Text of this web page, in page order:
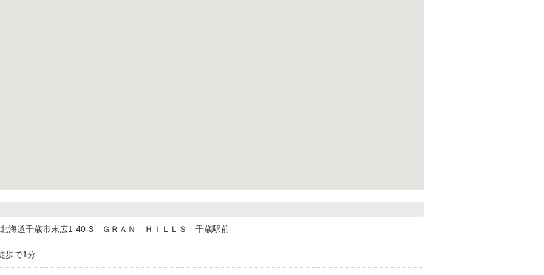
海道千歳市末広1-40-3 ＧＲＡＮ ＨＩＬＬＳ 千歳駅前
歩で1分